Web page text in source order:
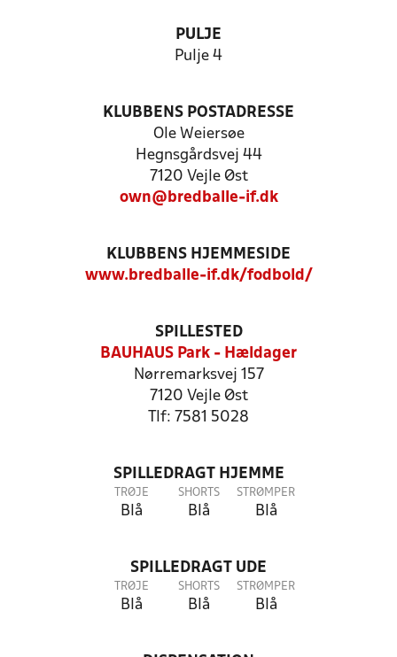
PULJE
Pulje 4
KLUBBENS POSTADRESSE
Ole Weiersøe
Hegnsgårdsvej 44
7120 Vejle Øst
own@bredballe-if.dk
KLUBBENS HJEMMESIDE
www.bredballe-if.dk/fodbold/
SPILLESTED
BAUHAUS Park - Hældager
Nørremarksvej 157
7120 Vejle Øst
Tlf: 7581 5028
SPILLEDRAGT HJEMME
TRØJE
Blå
SHORTS
Blå
STRØMPER
Blå
SPILLEDRAGT UDE
TRØJE
Blå
SHORTS
Blå
STRØMPER
Blå